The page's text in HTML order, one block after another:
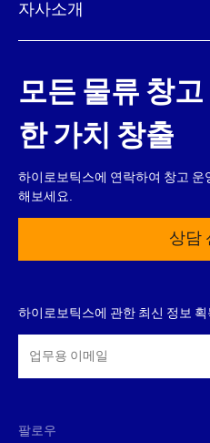
자사소개
모든 물류 창고
한 가치 창출
하이로보틱스에 연락하여 창고 운
해보세요.
상담
하이로보틱스에 관한 최신 정보 획
팔로우